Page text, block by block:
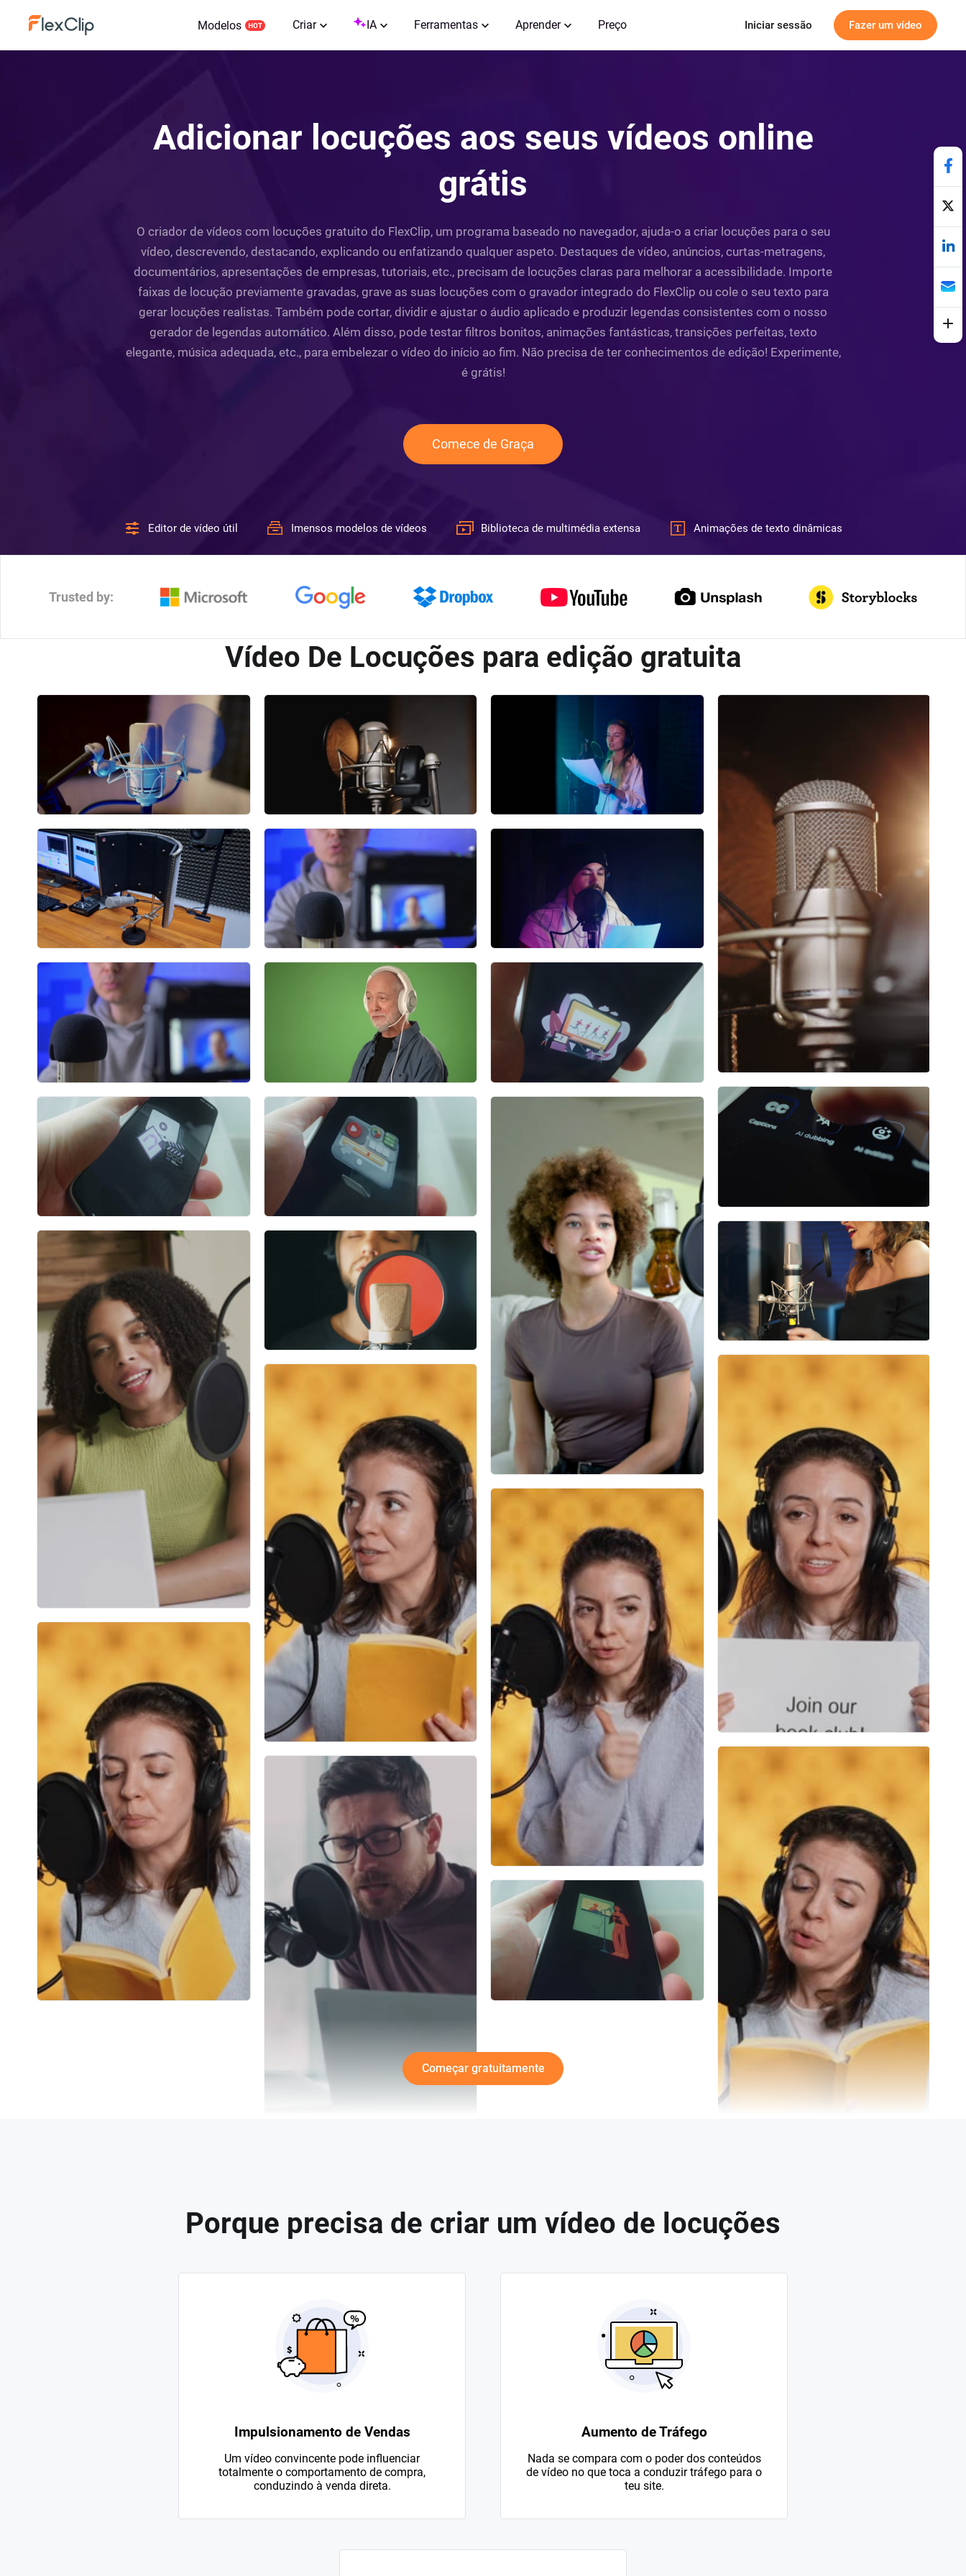
Modelos Criar IA Ferramentas Aprender Preço Iniciar sessão Fazer um vídeo
Adicionar locuções aos seus vídeos online
grátis
O criador de vídeos com locuções gratuito do FlexClip, um programa baseado no navegador, ajuda-o a criar locuções para o seu
vídeo, descrevendo, destacando, explicando ou enfatizando qualquer aspeto. Destaques de vídeo, anúncios, curtas-metragens,
documentários, apresentações de empresas, tutoriais, etc., precisam de locuções claras para melhorar a acessibilidade. Importe
faixas de locução previamente gravadas, grave as suas locuções com o gravador integrado do FlexClip ou cole o seu texto para
gerar locuções realistas. Também pode cortar, dividir e ajustar o áudio aplicado e produzir legendas consistentes com o nosso
gerador de legendas automático. Além disso, pode testar filtros bonitos, animações fantásticas, transições perfeitas, texto
elegante, música adequada, etc., para embelezar o vídeo do início ao fim. Não precisa de ter conhecimentos de edição! Experimente,
é grátis!
Comece de Graça
Editor de vídeo útil Imensos modelos de vídeos Biblioteca de multimédia extensa Animações de texto dinâmicas
Trusted by:
Vídeo De Locuções para edição gratuita
Começar gratuitamente
Porque precisa de criar um vídeo de locuções
Impulsionamento de Vendas
Um vídeo convincente pode influenciar
totalmente o comportamento de compra,
conduzindo à venda direta.
Aumento de Tráfego
Nada se compara com o poder dos conteúdos
de vídeo no que toca a conduzir tráfego para o
teu site.